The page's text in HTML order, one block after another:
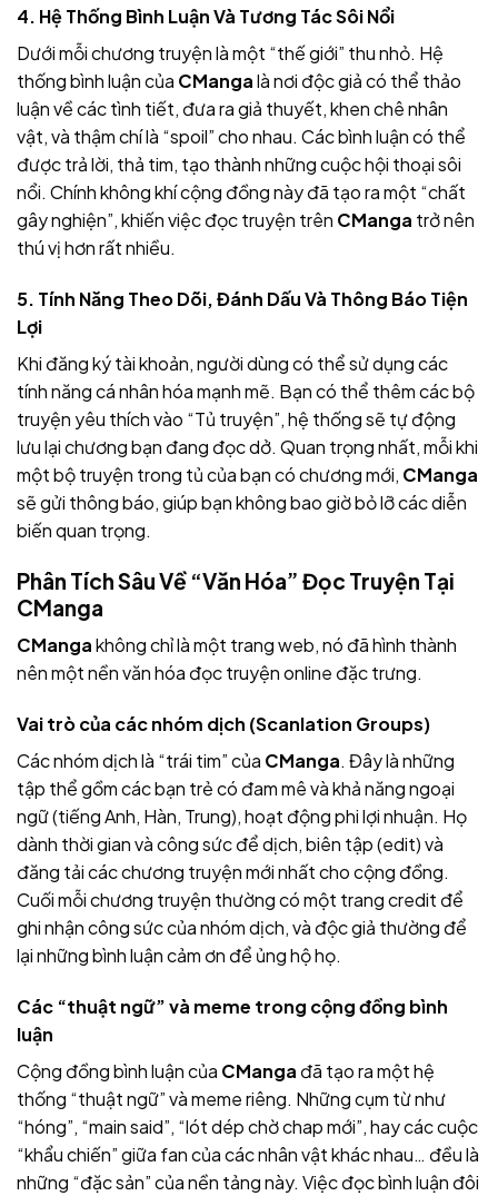
4. Hệ Thống Bình Luận Và Tương Tác Sôi Nổi
Dưới mỗi chương truyện là một “thế giới” thu nhỏ. Hệ
thống bình luận của CMangalà nơi độc giả có thể thảo
luận về các tình tiết, đưa ra giả thuyết, khen chê nhân
vật, và thậm chí là “spoil” cho nhau. Các bình luận có thể
được trả lời, thả tim, tạo thành những cuộc hội thoại sôi
nổi. Chính không khí cộng đồng này đã tạo ra một “chất
gây nghiện”, khiến việc đọc truyện trên CManga trở nên
thú vị hơn rất nhiều.
5. Tính Năng Theo Dõi, Đánh Dấu Và Thông Báo Tiện
Lợi
Khi đăng ký tài khoản, người dùng có thể sử dụng các
tính năng cá nhân hóa mạnh mẽ. Bạn có thể thêm các bộ
truyện yêu thích vào “Tủ truyện”, hệ thống sẽ tự động
lưu lại chương bạn đang đọc dở. Quan trọng nhất, mỗi khi
một bộ truyện trong tủ của bạn có chương mới, CManga
sẽ gửi thông báo, giúp bạn không bao giờ bỏ lỡ các diễn
biến quan trọng.
Phân Tích Sâu Về “Văn Hóa” Đọc Truyện Tại
CManga
CMangakhông chỉ là một trang web, nó đã hình thành
nên một nền văn hóa đọc truyện online đặc trưng.
Vai trò của các nhóm dịch (Scanlation Groups)
Các nhóm dịch là “trái tim” của CManga. Đây là những
tập thể gồm các bạn trẻ có đam mê và khả năng ngoại
ngữ (tiếng Anh, Hàn, Trung), hoạt động phi lợi nhuận. Họ
dành thời gian và công sức để dịch, biên tập (edit) và
đăng tải các chương truyện mới nhất cho cộng đồng.
Cuối mỗi chương truyện thường có một trang credit để
ghi nhận công sức của nhóm dịch, và độc giả thường để
lại những bình luận cảm ơn để ủng hộ họ.
Các “thuật ngữ” và meme trong cộng đồng bình
luận
Cộng đồng bình luận của CManga đã tạo ra một hệ
thống “thuật ngữ” và meme riêng. Những cụm từ như
“hóng”, “main said”, “lót dép chờ chap mới”, hay các cuộc
“khẩu chiến” giữa fan của các nhân vật khác nhau… đều là
những “đặc sản” của nền tảng này. Việc đọc bình luận đôi